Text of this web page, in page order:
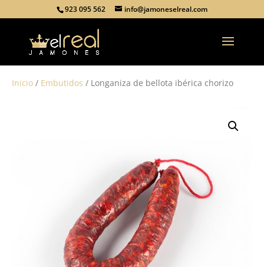
923 095 562 info@jamoneselreal.com
Inicio / Embutidos / Longaniza de bellota ibérica chorizo